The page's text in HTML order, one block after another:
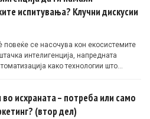
испитувања? Клучни дискусии
повеќе се насочува кон екосистемите
интелигенција, напредната
како технологии што
исхраната – потреба или само
(втор дел)